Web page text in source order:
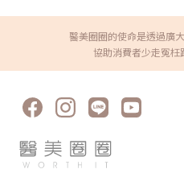
復位切入，探討中臉支撐與輪廓之間
在膚質與組織修復上的臨床應用。這
或輪廓模糊，背後可能與脂肪位移、
加填充量就能改善。延續臉部支撐的
偉醫師與張光正醫師，分別從材料發
性、組織反應與整體臉部結構。對消
CaHA 或其他熱門再生療程，更重要
供更多選擇，但真正能否發揮價值，
繁多，但真正左右治療結果的，從來
相關議程，將焦點放在能量選擇、適
技術進步背後所需要的臨床判斷更加
下，得到很好的治療效果。甯寓美學
在正常施打的前提下，不會有皮下出
據顧客需求，視情況搭配StarWalker
等參數不當，或是施打時手法不對，
長，一樣可能造成皮下出血。經驗純
經驗，在皮秒雷射的能量、參數控制
診外科實戰經驗，讓他更堅信：任何
醫美圈圈的使命是透過廣
協助消費者少走冤枉